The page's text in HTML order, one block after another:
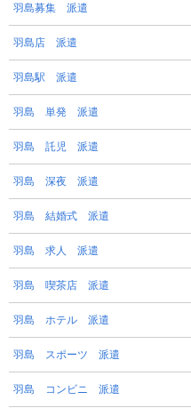
羽島募集 派遣
羽島店 派遣
羽島駅 派遣
羽島 単発 派遣
羽島 託児 派遣
羽島 深夜 派遣
羽島 結婚式 派遣
羽島 求人 派遣
羽島 喫茶店 派遣
羽島 ホテル 派遣
羽島 スポーツ 派遣
羽島 コンビニ 派遣